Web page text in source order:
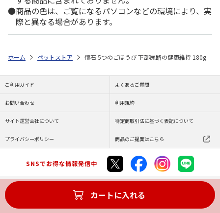
商品の色は、ご覧になるパソコンなどの環境により、実
際と異なる場合があります。
カートに入れる
ホーム ペットストア 懐石 5つのごほうび 下部尿路の健康維持 180g
ご利用ガイド よくあるご質問
お問い合わせ 利用規約
サイト運営会社について 特定商取引法に基づく表記について
プライバシーポリシー 商品のご提案はこちら
SNSでお得な情報発信中